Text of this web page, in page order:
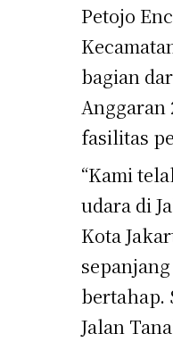
Petojo
bagian
Anggaran
fasilitas
“Kami
udara di
Kota
bertahap.
Jalan